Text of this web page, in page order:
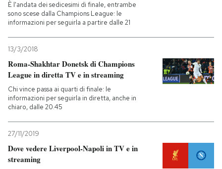
È l'andata dei sedicesimi di finale, entrambe
sono scese dalla Champions League: le
informazioni per seguirla a partire dalle 21
13/3/2018
Roma-Shakhtar Donetsk di Champions
League in diretta TV e in streaming
Chi vince passa ai quarti di finale: le
informazioni per seguirla in diretta, anche in
chiaro, dalle 20.45
27/11/2019
Dove vedere Liverpool-Napoli in TV e in
streaming